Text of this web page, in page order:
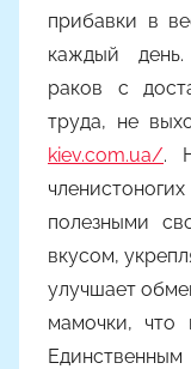
прибавки в
каждый
раков с
труда, не
kiev.com.ua/.
полезными
вкусом,
улучшает
мамочки, что